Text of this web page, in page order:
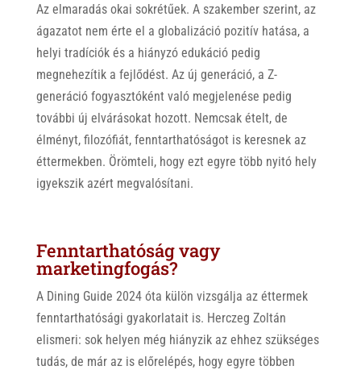
Az elmaradás okai sokrétűek. A szakember szerint, az
ágazatot nem érte el a globalizáció pozitív hatása, a
helyi tradíciók és a hiányzó edukáció pedig
megnehezítik a fejlődést. Az új generáció, a Z-
generáció fogyasztóként való megjelenése pedig
további új elvárásokat hozott. Nemcsak ételt, de
élményt, filozófiát, fenntarthatóságot is keresnek az
éttermekben. Örömteli, hogy ezt egyre több nyitó hely
igyekszik azért megvalósítani.
Fenntarthatóság vagy
marketingfogás?
A Dining Guide 2024 óta külön vizsgálja az éttermek
fenntarthatósági gyakorlatait is. Herczeg Zoltán
elismeri: sok helyen még hiányzik az ehhez szükséges
tudás, de már az is előrelépés, hogy egyre többen